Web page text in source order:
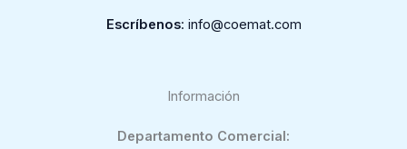
Escríbenos: info@coemat.com
Información
Departamento Comercial: